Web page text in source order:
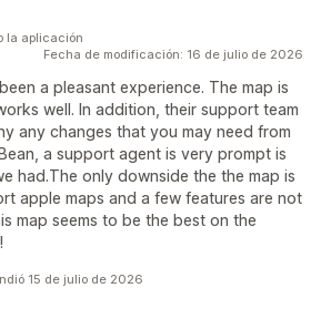
Fecha de modificación: 16 de julio de 2026
a pleasant experience. The map is
well. In addition, their support team
any changes that you may need from
a support agent is very prompt is
had.The only downside the the map is
apple maps and a few features are not
map seems to be the best on the
la aplicación
15 de julio de 2026